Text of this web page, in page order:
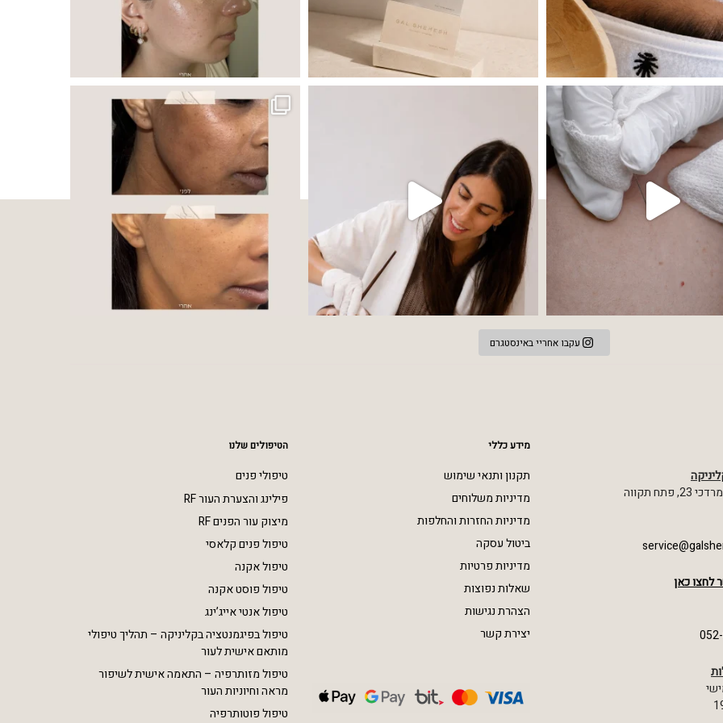
שהעור פשוט צריך לעצור רגע, לנשום ולהתאזן תהליך אחד שיכול לעשות הבדל גדול במראה ובאיכות העור
עקבו אחריי באינסטגרם
תקווה
לחצו כאן
מידע כללי
תקנון ותנאי שימוש
מדיניות משלוחים
מדיניות החזרות והחלפות
ביטול עסקה
מדיניות פרטיות
שאלות נפוצות
הצהרת נגישות
יצירת קשר
הטיפולים שלנו
טיפולי פנים
פילינג והצערת העור RF
מיצוק עור הפנים RF
טיפול פנים קלאסי
טיפול אקנה
טיפול פוסט אקנה
טיפול אנטי אייג’ינג
טיפול בפיגמנטציה בקליניקה – תהליך טיפולי
מותאם אישית לעור
טיפול מזותרפיה – התאמה אישית לשיפור
מראה וחיוניות העור
טיפול פוטותרפיה